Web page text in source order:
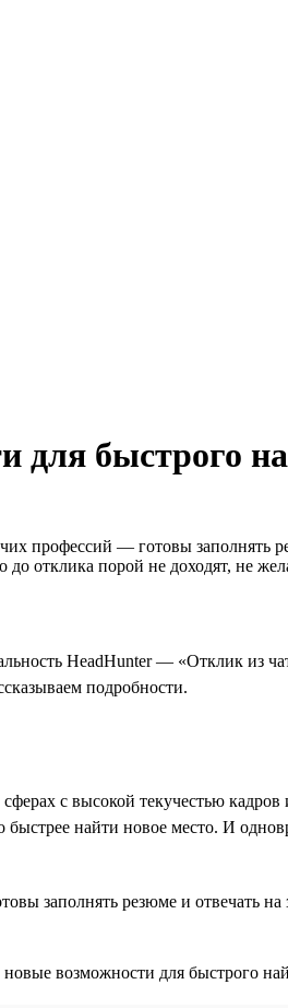
для быстрого
профессий — готовы заполнять
отклика порой не доходят, не
HeadHunter — «Отклик из
подробности.
с высокой текучестью
найти новое место. И
заполнять резюме и отвечать